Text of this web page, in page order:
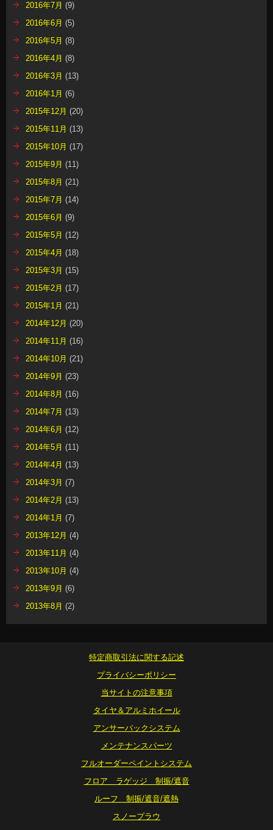
2016年7月 (9)
2016年6月 (5)
2016年5月 (8)
2016年4月 (8)
2016年3月 (13)
2016年1月 (6)
2015年12月 (20)
2015年11月 (13)
2015年10月 (17)
2015年9月 (11)
2015年8月 (21)
2015年7月 (14)
2015年6月 (9)
2015年5月 (12)
2015年4月 (18)
2015年3月 (15)
2015年2月 (17)
2015年1月 (21)
2014年12月 (20)
2014年11月 (16)
2014年10月 (21)
2014年9月 (23)
2014年8月 (16)
2014年7月 (13)
2014年6月 (12)
2014年5月 (11)
2014年4月 (13)
2014年3月 (7)
2014年2月 (13)
2014年1月 (7)
2013年12月 (4)
2013年11月 (4)
2013年10月 (4)
2013年9月 (6)
2013年8月 (2)
特定商取引法に関する記述
プライバシーポリシー
当サイトの注意事項
タイヤ＆アルミホイール
アンサーバックシステム
メンテナンスパーツ
フルオーダーペイントシステム
フロア ラゲッジ 制振/遮音
ルーフ 制振/遮音/遮熱
スノープラウ